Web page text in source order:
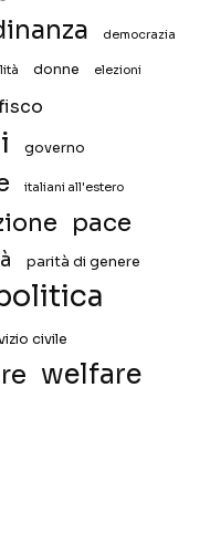
democrazia
donne elezioni
governo
italiani all'estero
pace
parità di genere
civile
welfare